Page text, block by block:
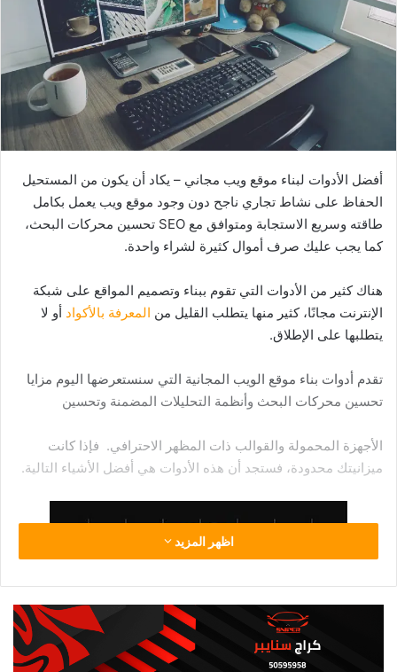
أفضل الأدوات لبناء موقع ويب مجاني – يكاد أن يكون من المستحيل
الحفاظ على نشاط تجاري ناجح دون وجود موقع ويب يعمل بكامل
طاقته وسريع الاستجابة ومتوافق مع SEO تحسين محركات البحث،
كما يجب عليك صرف أموال كثيرة لشراء واحدة.
هناك كثير من الأدوات التي تقوم ببناء وتصميم المواقع على شبكة
الإنترنت مجانًا، كثير منها يتطلب القليل من المعرفة بالأكواد أو لا
يتطلبها على الإطلاق.
تقدم أدوات بناء موقع الويب المجانية التي سنستعرضها اليوم مزايا
تحسين محركات البحث وأنظمة التحليلات المضمنة وتحسين
الأجهزة المحمولة والقوالب ذات المظهر الاحترافي. فإذا كانت
ميزانيتك محدودة، فستجد أن هذه الأدوات هي أفضل الأشياء التالية.
اظهر المزيد